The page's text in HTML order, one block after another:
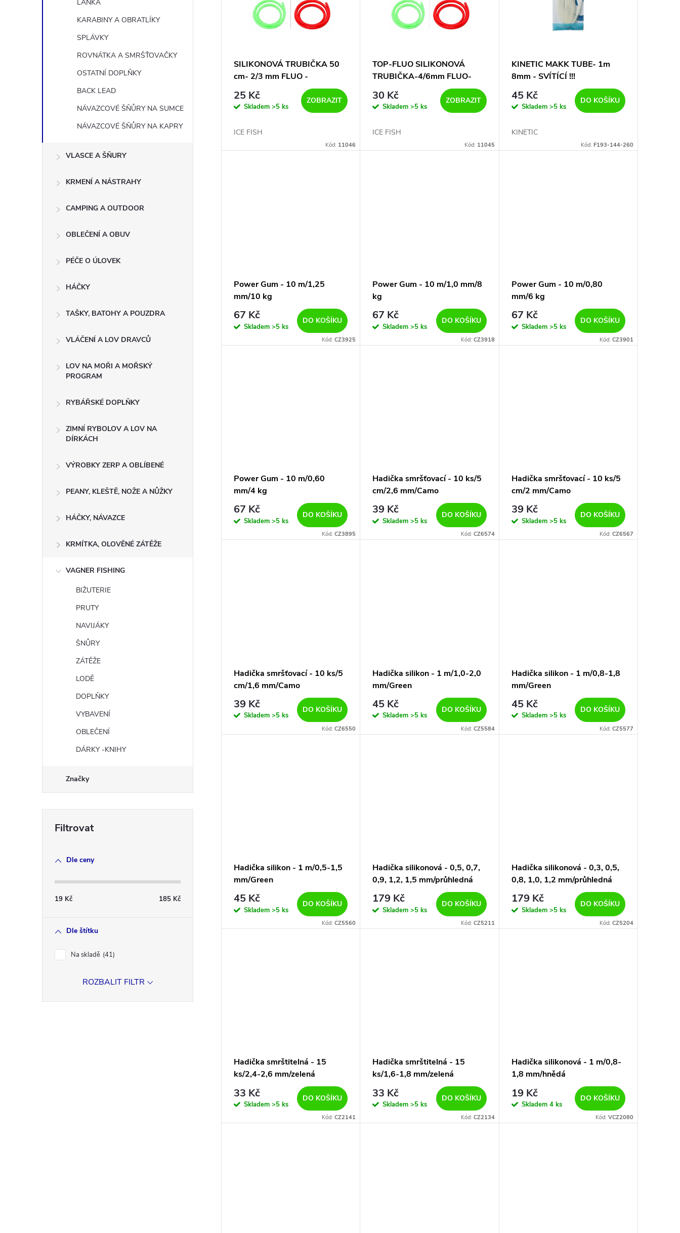
LANKA
KARABINY A OBRATLÍKY
SPLÁVKY
ROVNÁTKA A SMRŠŤOVAČKY
OSTATNÍ DOPLŇKY
BACK LEAD
NÁVAZCOVÉ ŠŇŮRY NA SUMCE
NÁVAZCOVÉ ŠŇŮRY NA KAPRY
VLASCE A ŠŇURY
KRMENÍ A NÁSTRAHY
CAMPING A OUTDOOR
OBLEČENÍ A OBUV
PÉČE O ÚLOVEK
HÁČKY
TAŠKY, BATOHY A POUZDRA
VLÁČENÍ A LOV DRAVCŮ
LOV NA MOŘI A MOŘSKÝ
PROGRAM
RYBÁŘSKÉ DOPLŇKY
ZIMNÍ RYBOLOV A LOV NA
DÍRKÁCH
VÝROBKY ZERP A OBLÍBENÉ
PEANY, KLEŠTĚ, NOŽE A NŮŽKY
HÁČKY, NÁVAZCE
KRMÍTKA, OLOVĚNÉ ZÁTĚŽE
VAGNER FISHING
BIŽUTERIE
PRUTY
NAVIJÁKY
ŠNŮRY
ZÁTĚŽE
LODĚ
DOPLŇKY
VYBAVENÍ
OBLEČENÍ
DÁRKY -KNIHY
Značky
Dle ceny
19 Kč 185 Kč
Dle štítku
Na skladě 41
ROZBALIT FILTR
k
d
SILIKONOVÁ TRUBIČKA 50
cm- 2/3 mm FLUO -
ČERVENÁ
25 Kč
Skladem >5 ks
ZOBRAZIT
ICE FISH
Kód: 11046
TOP-FLUO SILIKONOVÁ
TRUBIČKA-4/6mm FLUO-
ČERVENÁ
30 Kč
Skladem>5 ks
ZOBRAZIT
ICE FISH
Kód: 11045
KINETIC MAKK TUBE- 1m
8mm - SVÍTÍCÍ !!!
45 Kč
Skladem >5 ks
DO KOŠÍKU
KINETIC
Kód: F193-144-260
Power Gum - 10 m/1,25
mm/10 kg
67 Kč
Skladem >5 ks
DO KOŠÍKU
Kód:CZ3925
Power Gum - 10 m/1,0 mm/8
kg
67 Kč
Skladem>5 ks
DO KOŠÍKU
Kód: CZ3918
Power Gum - 10 m/0,80
mm/6 kg
67 Kč
Skladem >5 ks
DO KOŠÍKU
Kód: CZ3901
Power Gum - 10 m/0,60
mm/4 kg
67 Kč
Skladem >5 ks
DO KOŠÍKU
Kód:CZ3895
Hadička smršťovací - 10 ks/5
cm/2,6 mm/Camo
39 Kč
Skladem>5 ks
DO KOŠÍKU
Kód: CZ6574
Hadička smršťovací - 10 ks/5
cm/2 mm/Camo
39 Kč
Skladem >5 ks
DO KOŠÍKU
Kód: CZ6567
Hadička smršťovací - 10 ks/5
cm/1,6 mm/Camo
39 Kč
Skladem >5 ks
DO KOŠÍKU
Kód:CZ6550
Hadička silikon - 1 m/1,0-2,0
mm/Green
45 Kč
Skladem>5 ks
DO KOŠÍKU
Kód: CZ5584
Hadička silikon - 1 m/0,8-1,8
mm/Green
45 Kč
Skladem >5 ks
DO KOŠÍKU
Kód: CZ5577
Hadička silikon - 1 m/0,5-1,5
mm/Green
45 Kč
Skladem >5 ks
DO KOŠÍKU
Kód:CZ5560
Hadička silikonová - 0,5, 0,7,
0,9, 1,2, 1,5 mm/průhledná
179 Kč
Skladem>5 ks
DO KOŠÍKU
Kód: CZ5211
Hadička silikonová - 0,3, 0,5,
0,8, 1,0, 1,2 mm/průhledná
179 Kč
Skladem >5 ks
DO KOŠÍKU
Kód: CZ5204
Hadička smrštitelná - 15
ks/2,4-2,6 mm/zelená
33 Kč
Skladem >5 ks
DO KOŠÍKU
Kód:CZ2141
Hadička smrštitelná - 15
ks/1,6-1,8 mm/zelená
33 Kč
Skladem>5 ks
DO KOŠÍKU
Kód: CZ2134
Hadička silikonová - 1 m/0,8-
1,8 mm/hnědá
19 Kč
Skladem 4 ks
DO KOŠÍKU
Kód: VCZ2080